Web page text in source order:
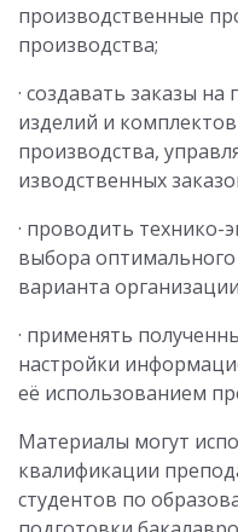
производственные
производства;
· создавать заказы
изделий и
производства,
изводственных
· проводить технико-
выбора
варианта
· применять
настройки
её использованием
Материалы могут
квалификации
студентов по